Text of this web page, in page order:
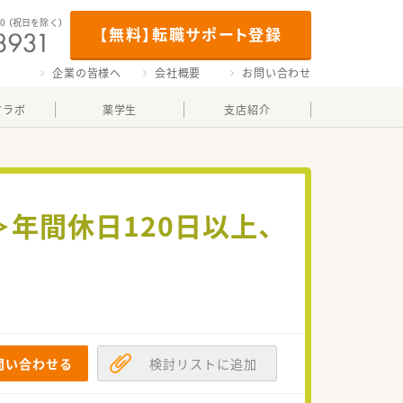
【無料】転職サポート登録
（祝日を除く）
企業の皆様へ 会社概要 お問い合わせ
ボ 薬学生 支店紹介
間休日120日以上、
合わせる 検討リストに追加